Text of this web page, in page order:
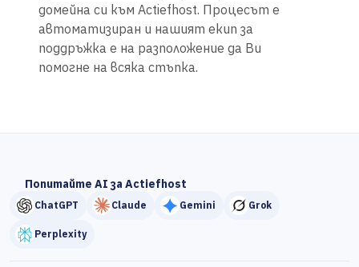
домейна си към Actiefhost. Процесът е
автоматизиран и нашият екип за
поддръжка е на разположение да Ви
помогне на всяка стъпка.
Попитайте AI за Actiefhost
ChatGPT Claude Gemini Grok
Perplexity